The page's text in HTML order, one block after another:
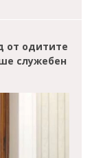
от одитите
служебен